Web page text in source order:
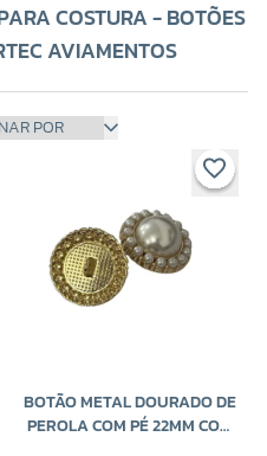
COSTURA - BOTÕES
AVIAMENTOS
BOTÃO METAL DOURADO DE
PEROLA COM PÉ 22MM COM